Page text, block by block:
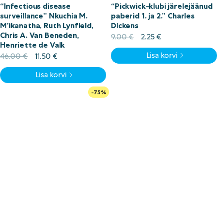
“Infectious disease
surveillance” Nkuchia M.
M’ikanatha, Ruth Lynfield,
Chris A. Van Beneden,
Henriette de Valk
46.00€
Algne
hind
oli:
46.00 €.
11.50 €
price
is:
11.50 €.
Lisa korvi
“Pickwick-klubi järelejäänud
paberid 1. ja 2.” Charles
Dickens
9.00€
Algne
hind
oli:
9.00 €.
2.25€Current
price
is:
2.25 €.
Lisa korvi
-75%